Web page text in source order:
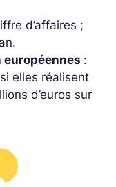
d’affaires ;
:
elles réalisent
d’euros sur